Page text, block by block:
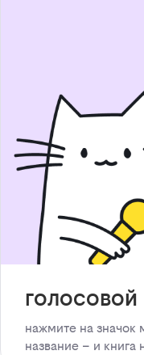
голосовой
нажмите на
название – и книга